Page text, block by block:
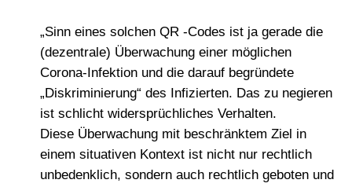
„Sinn eines solchen QR ‑Codes ist ja gerade die
(dezentrale) Überwachung einer möglichen
Corona-Infektion und die darauf begründete
„Diskriminierung“ des Infizierten. Das zu negieren
ist schlicht widersprüchliches Verhalten.
Diese Überwachung mit beschränktem Ziel in
einem situativen Kontext ist nicht nur rechtlich
unbedenklich, sondern auch rechtlich geboten und